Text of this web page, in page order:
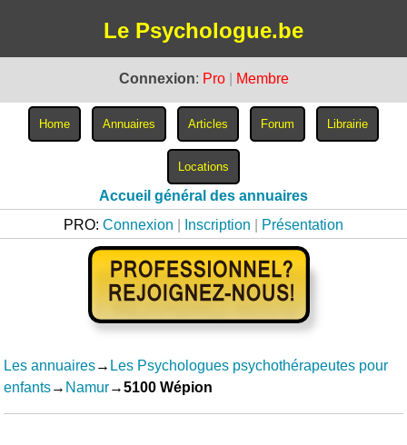
Le Psychologue.be
Connexion: Pro Membre
Accueil général des annuaires
PRO: Connexion Inscription Présentation
Les annuaires→ Les Psychologues psychothérapeutes pour
enfants→ Namur→5100 Wépion